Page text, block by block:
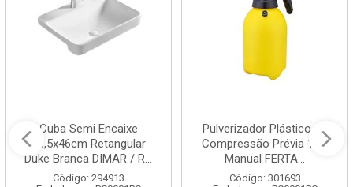
Cuba Semi Encaixe
58,5x46cm Retangular
Duke Branca DIMAR / R...
Código: 294913
Pulverizador Plástico de
Compressão Prévia 1,5L
Manual FERTA...
Código: 301693